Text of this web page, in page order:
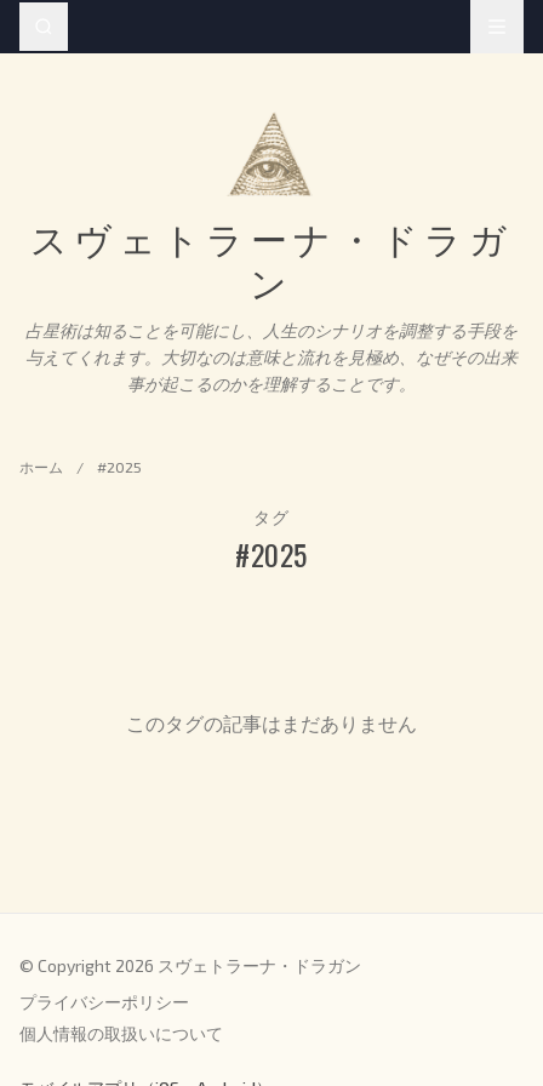
スヴェトラーナ・ドラガ
ン
占星術は知ることを可能にし、人生のシナリオを調整する手段を
与えてくれます。大切なのは意味と流れを見極め、なぜその出来
事が起こるのかを理解することです。
ホーム / #2025
タグ
#2025
このタグの記事はまだありません
© Copyright 2026 スヴェトラーナ・ドラガン
プライバシーポリシー
個人情報の取扱いについて